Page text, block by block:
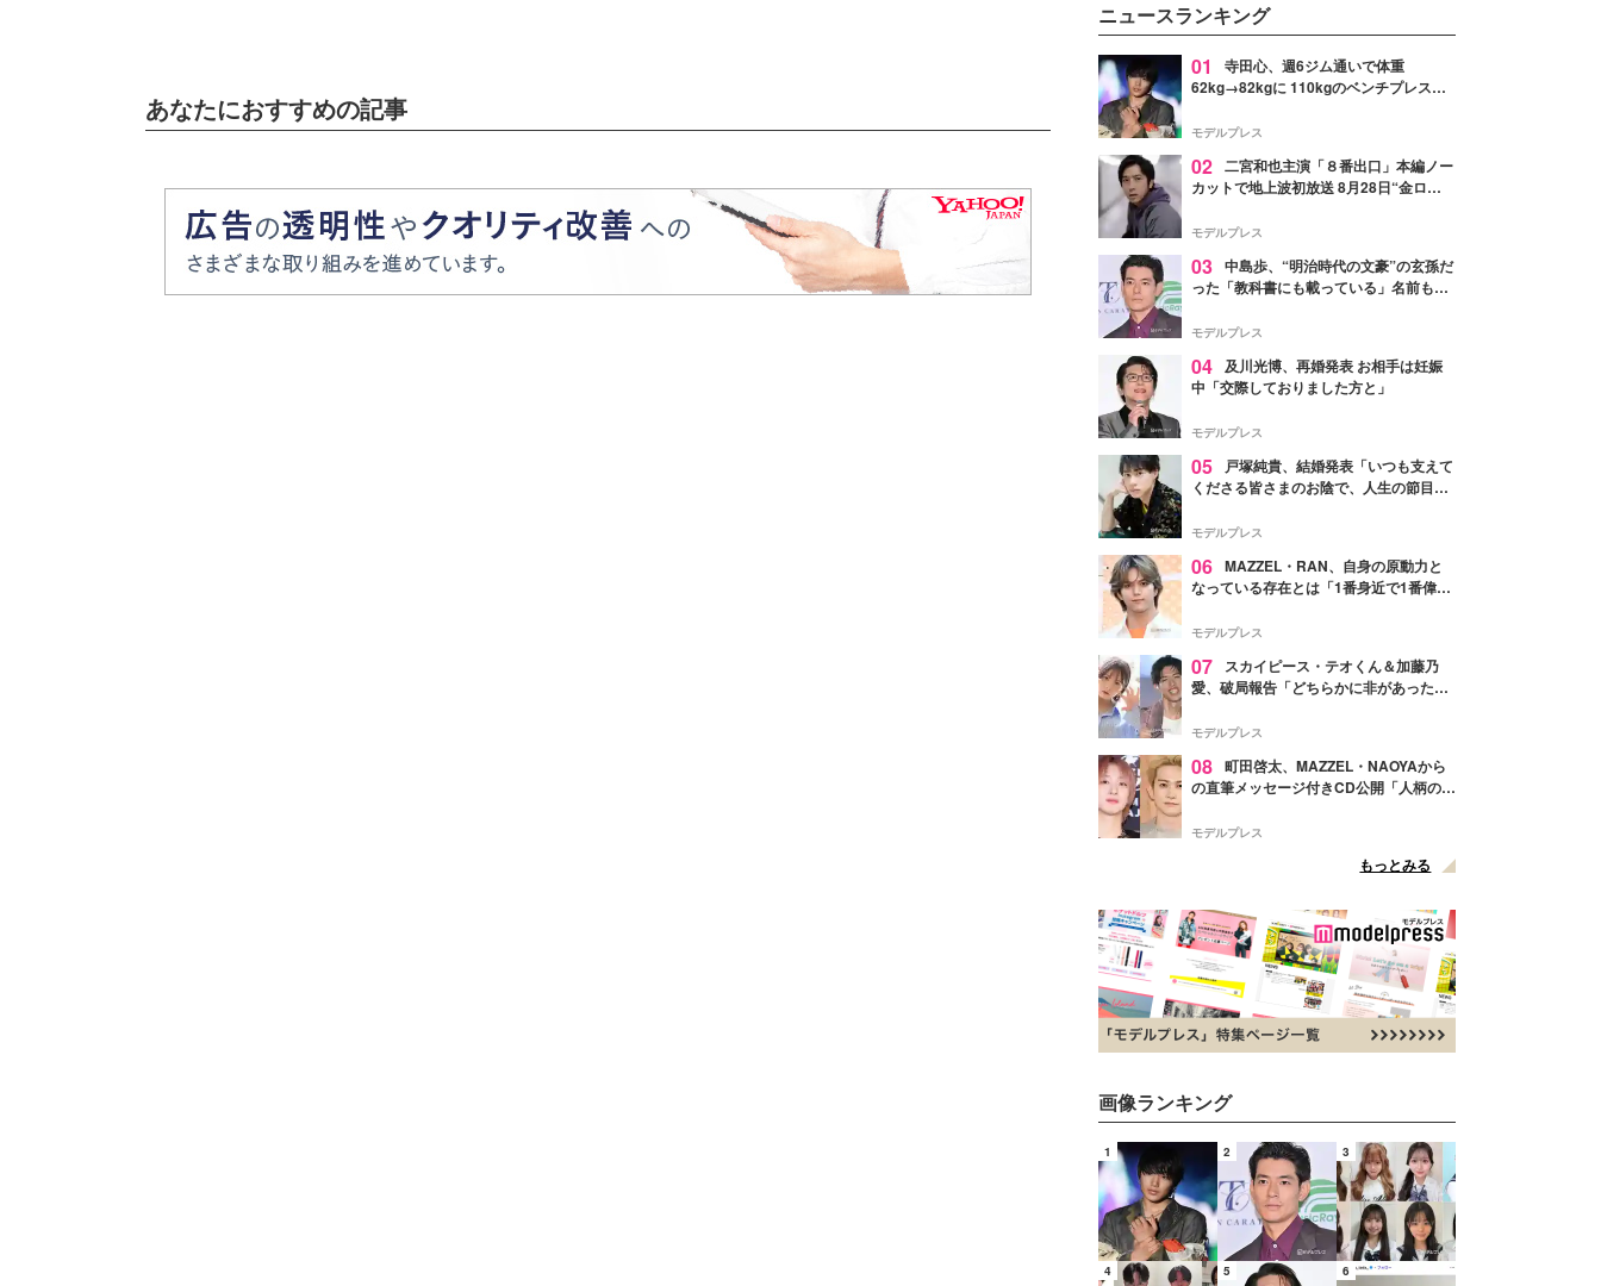
あなたにおすすめの記事
好さんを迎えて本音で女子会トー
ク。猛暑のお出かけを快適に過ご
すヒントや、2人が感動した夏の
生理の新常識にも迫りました。
ニュースランキング
01
寺田心、週6ジム通いで体重
62kg→82kgに 110kgのベンチプレス持
「かっこいい」と反響
モデルプレス
02 二宮和也主演「８番出口」本編ノー
カットで地上波初放送 8月28日“金ロ
モデルプレス
03 中島歩、“明治時代の文豪”の玄孫だ
った「教科書にも載っている」名前も先
モデルプレス
04 及川光博、再婚発表 お相手は妊娠
中「交際しておりました方と」
モデルプレス
05
戸塚純貴、結婚発表「いつも支えて
くださる皆さまのお陰で、人生の節目を
す」【全文】
モデルプレス
06 MAZZEL・RAN、自身の原動力と
なっている存在とは「1番身近で1番偉大
モデルプレス
07
スカイピース・テオくん＆加藤乃
愛、破局報告「どちらかに非があったわ
モデルプレス
08 町田啓太、MAZZEL・NAOYAから
の直筆メッセージ付きCD公開「人柄の良
モデルプレス
もっとみる
画像ランキング
1 2 3
4 5 6